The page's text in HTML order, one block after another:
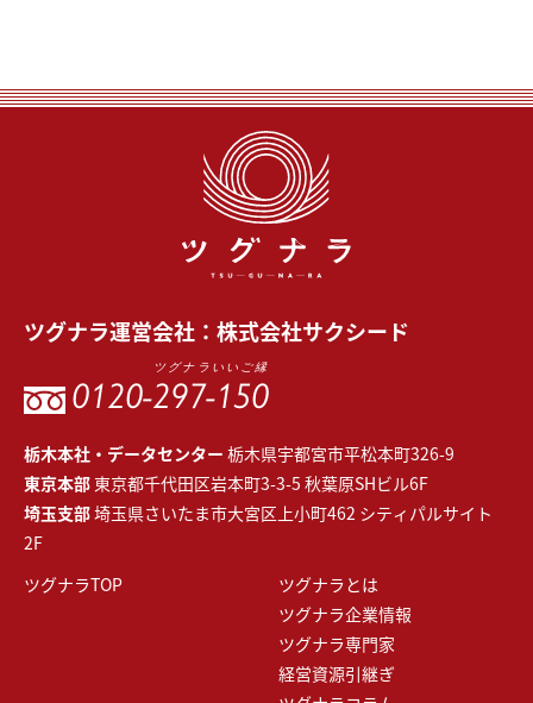
ツグナラ運営会社： 株式会社サクシード
0120-297-150
ツグナラいいご縁
栃木本社・データセンター 栃木県宇都宮市平松本町326-9
東京本部 東京都千代田区岩本町3-3-5 秋葉原SHビル6F
埼玉支部埼玉県さいたま市大宮区上小町462 シティパルサイト
2F
ツグナラTOP
ツグナラとは
ツグナラ企業情報
ツグナラ専門家
経営資源引継ぎ